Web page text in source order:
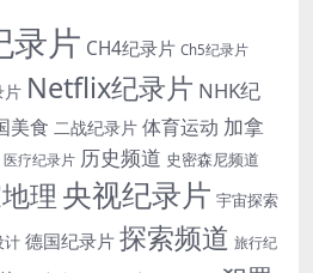
录片 CH4纪录片 Ch5纪录片
片 Netflix纪录片 NHK纪
美食 二战纪录片 体育运动 加拿
医疗纪录片 历史频道 史密森尼频道
理 央视纪录片 宇宙探索
计 德国纪录片 探索频道 旅行纪